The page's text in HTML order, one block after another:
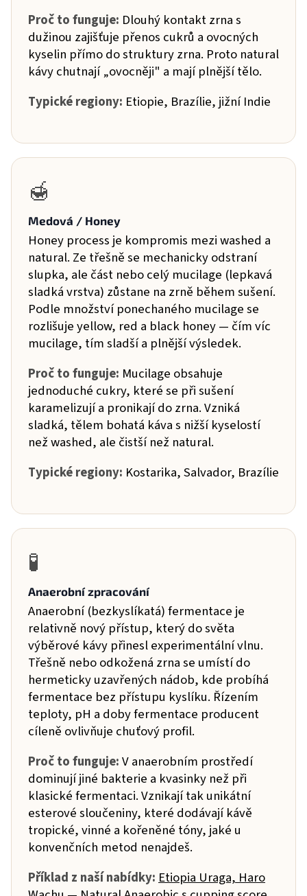
Proč to funguje: Dlouhý kontakt zrna s
dužinou zajišťuje přenos cukrů a ovocných
kyselin přímo do struktury zrna. Proto natural
kávy chutnají „ovocněji" a mají plnější tělo.
Typické regiony: Etiopie, Brazílie, jižní Indie
🍯
Medová / Honey
Honey process je kompromis mezi washed a
natural. Ze třešně se mechanicky odstraní
slupka, ale část nebo celý mucilage (lepkavá
sladká vrstva) zůstane na zrně během sušení.
Podle množství ponechaného mucilage se
rozlišuje yellow, red a black honey — čím víc
mucilage, tím sladší a plnější výsledek.
Proč to funguje: Mucilage obsahuje
jednoduché cukry, které se při sušení
karamelizují a pronikají do zrna. Vzniká
sladká, tělem bohatá káva s nižší kyselostí
než washed, ale čistší než natural.
Typické regiony: Kostarika, Salvador, Brazílie
🧪
Anaerobní zpracování
Anaerobní (bezkyslíkatá) fermentace je
relativně nový přístup, který do světa
výběrové kávy přinesl experimentální vlnu.
Třešně nebo odkožená zrna se umístí do
hermeticky uzavřených nádob, kde probíhá
fermentace bez přístupu kyslíku. Řízením
teploty, pH a doby fermentace producent
cíleně ovlivňuje chuťový profil.
Proč to funguje:V anaerobním prostředí
dominují jiné bakterie a kvasinky než při
klasické fermentaci. Vznikají tak unikátní
esterové sloučeniny, které dodávají kávě
tropické, vinné a kořeněné tóny, jaké u
konvenčních metod nenajdeš.
Příklad z naší nabídky:Etiopia Uraga, Haro